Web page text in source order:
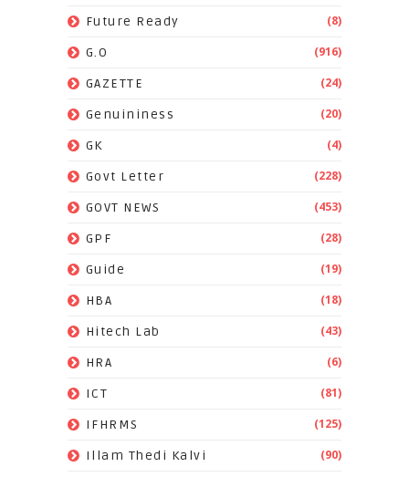
Future Ready (8)
G.O (916)
GAZETTE (24)
Genuininess (20)
GK (4)
Govt Letter (228)
GOVT NEWS (453)
GPF (28)
Guide (19)
HBA (18)
Hitech Lab (43)
HRA (6)
ICT (81)
IFHRMS (125)
Illam Thedi Kalvi (90)